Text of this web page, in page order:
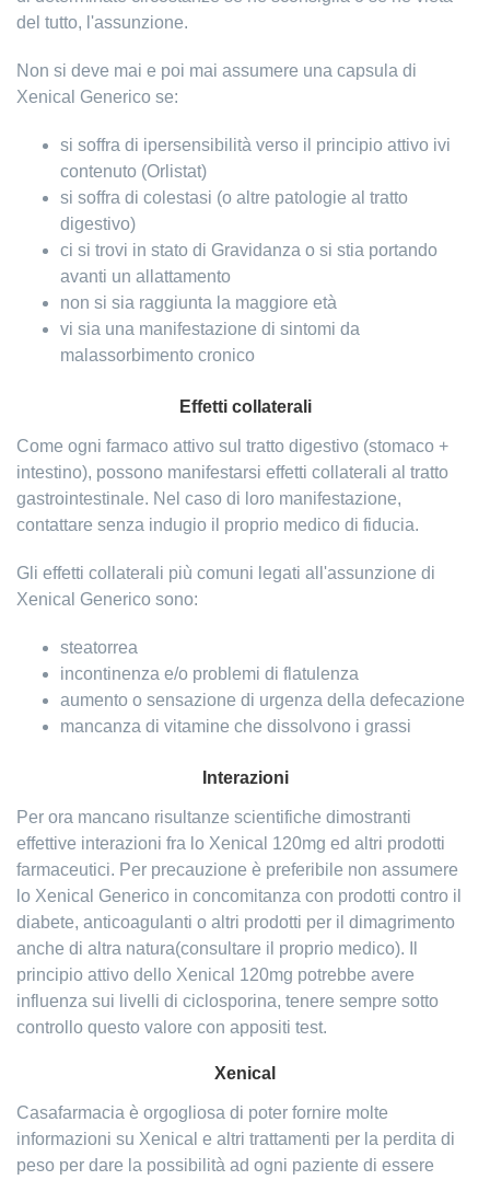
del tutto, l'assunzione.
Non si deve mai e poi mai assumere una capsula di
Xenical Generico se:
si soffra di ipersensibilità verso il principio attivo ivi
contenuto (Orlistat)
si soffra di colestasi (o altre patologie al tratto
digestivo)
ci si trovi in stato di Gravidanza o si stia portando
avanti un allattamento
non si sia raggiunta la maggiore età
vi sia una manifestazione di sintomi da
malassorbimento cronico
Effetti collaterali
Come ogni farmaco attivo sul tratto digestivo (stomaco +
intestino), possono manifestarsi effetti collaterali al tratto
gastrointestinale. Nel caso di loro manifestazione,
contattare senza indugio il proprio medico di fiducia.
Gli effetti collaterali più comuni legati all'assunzione di
Xenical Generico sono:
steatorrea
incontinenza e/o problemi di flatulenza
aumento o sensazione di urgenza della defecazione
mancanza di vitamine che dissolvono i grassi
Interazioni
Per ora mancano risultanze scientifiche dimostranti
effettive interazioni fra lo Xenical 120mg ed altri prodotti
farmaceutici. Per precauzione è preferibile non assumere
lo Xenical Generico in concomitanza con prodotti contro il
diabete, anticoagulanti o altri prodotti per il dimagrimento
anche di altra natura(consultare il proprio medico). Il
principio attivo dello Xenical 120mg potrebbe avere
influenza sui livelli di ciclosporina, tenere sempre sotto
controllo questo valore con appositi test.
Xenical
Casafarmacia è orgogliosa di poter fornire molte
informazioni su Xenical e altri trattamenti per la perdita di
peso per dare la possibilità ad ogni paziente di essere